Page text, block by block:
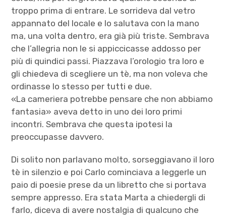
troppo prima di entrare. Le sorrideva dal vetro
appannato del locale e lo salutava con la mano
ma, una volta dentro, era già più triste. Sembrava
che l’allegria non le si appiccicasse addosso per
più di quindici passi. Piazzava l’orologio tra loro e
gli chiedeva di scegliere un tè, ma non voleva che
ordinasse lo stesso per tutti e due.
«La cameriera potrebbe pensare che non abbiamo
fantasia» aveva detto in uno dei loro primi
incontri. Sembrava che questa ipotesi la
preoccupasse davvero.
Di solito non parlavano molto, sorseggiavano il loro
tè in silenzio e poi Carlo cominciava a leggerle un
paio di poesie prese da un libretto che si portava
sempre appresso. Era stata Marta a chiedergli di
farlo, diceva di avere nostalgia di qualcuno che